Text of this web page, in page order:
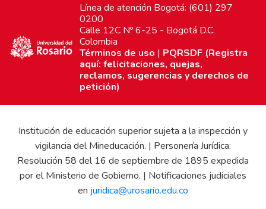
Línea de atención Bogotá: (601) 297
0200
Calle 12C Nº 6-25 - Bogotá D.C.
Colombia
Términos de uso | PQRSDF (Registra
aquí: felicitaciones, quejas,
reclamos, sugerencias y derechos de
petición)
Institución de educación superior sujeta a la inspección y
vigilancia del Mineducación. | Personería Jurídica:
Resolución 58 del 16 de septiembre de 1895 expedida
por el Ministerio de Gobierno. | Notificaciones judiciales
en juridica@urosario.edu.co